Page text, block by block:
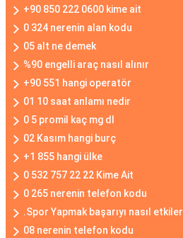
+90 850 222 0600 kime ait
0 324 nerenin alan kodu
05 alt ne demek
%90 engelli araç nasıl alınır
+90 551 hangi operatör
01 10 saat anlamı nedir
0 5 promil kaç mg dl
02 Kasım hangi burç
+1 855 hangi ülke
0 532 757 22 22 Kime Ait
0 265 nerenin telefon kodu
.Spor Yapmak başarıyı nasıl etkiler
08 nerenin telefon kodu